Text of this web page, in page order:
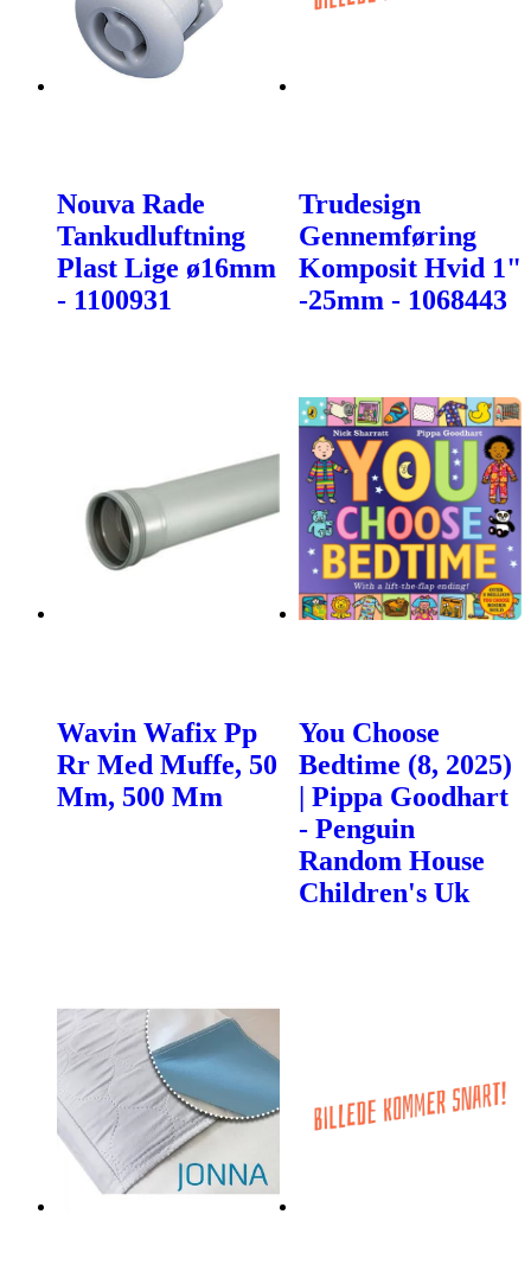
Nouva Rade
Tankudluftning
Plast Lige ø16mm
- 1100931
Trudesign
Gennemføring
Komposit Hvid 1"
-25mm - 1068443
Wavin Wafix Pp
Rr Med Muffe, 50
Mm, 500 Mm
You Choose
Bedtime (8, 2025)
| Pippa Goodhart
- Penguin
Random House
Children's Uk